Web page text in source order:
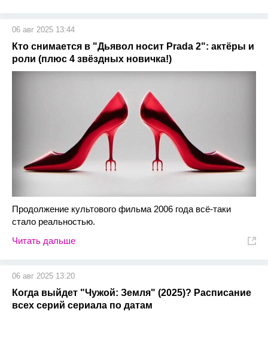
06 авг 2025 13:44
Кто снимается в "Дьявол носит Prada 2": актёры и
роли (плюс 4 звёздных новичка!)
Продолжение культового фильма 2006 года всё-таки
стало реальностью.
Читать дальше
06 авг 2025 13:20
Когда выйдет "Чужой: Земля" (2025)? Расписание
всех серий сериала по датам